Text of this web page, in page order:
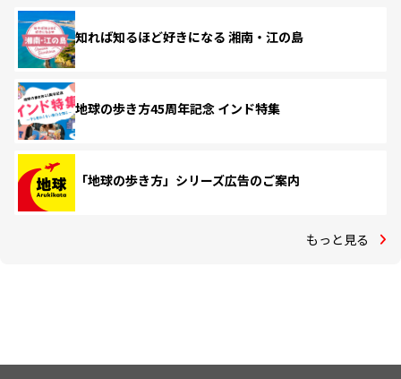
知れば知るほど好きになる 湘南・江の島
地球の歩き方45周年記念 インド特集
「地球の歩き方」シリーズ広告のご案内
もっと見る